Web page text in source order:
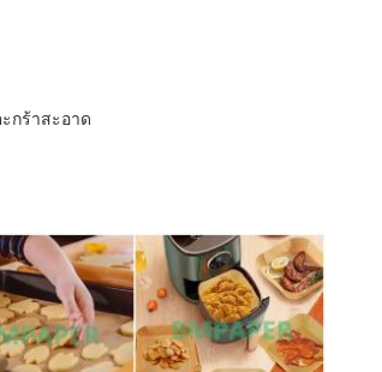
กร้าสะอาด